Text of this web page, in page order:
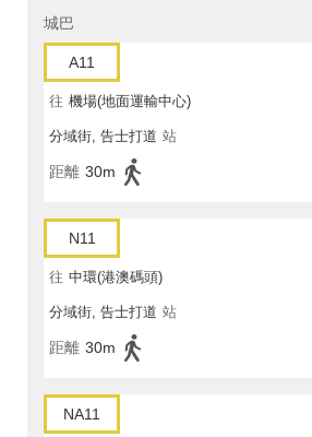
城巴
A11
往 機場(地面運輸中心)
分域街, 告士打道 站
距離 30m
N11
往 中環(港澳碼頭)
分域街, 告士打道 站
距離 30m
NA11